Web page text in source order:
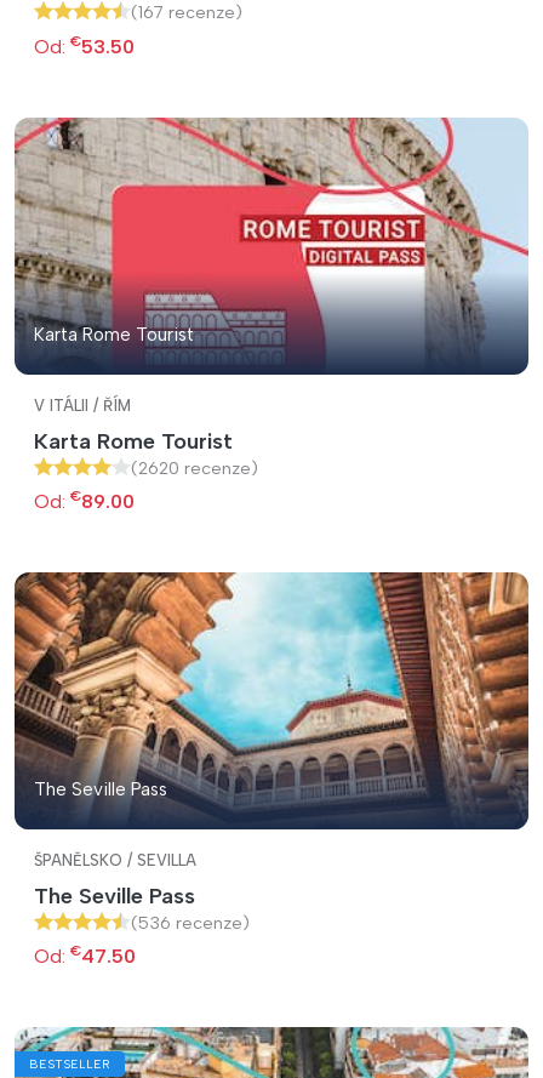
(167 recenze)
Od: €53.50
Karta Rome Tourist
V ITÁLII / ŘÍM
Karta Rome Tourist
(2620 recenze)
Od: €89.00
The Seville Pass
ŠPANĚLSKO / SEVILLA
The Seville Pass
(536 recenze)
Od: €47.50
BESTSELLER